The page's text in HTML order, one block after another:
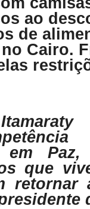
ao
de
Cairo.
em
que
retornar